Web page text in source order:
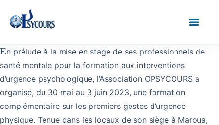
En prélude à la mise en stage de ses professionnels de
santé mentale pour la formation aux interventions
d’urgence psychologique, l’Association OPSYCOURS a
organisé, du 30 mai au 3 juin 2023, une formation
complémentaire sur les premiers gestes d’urgence
physique. Tenue dans les locaux de son siège à Maroua,